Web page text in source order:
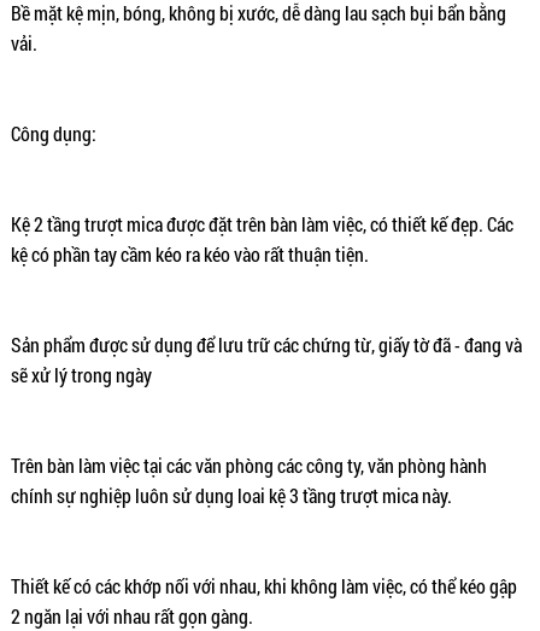
Bề mặt kệ mịn, bóng, không bị xước, dễ dàng lau sạch bụi bẩn bằng
vải.
Công dụng:
Kệ 2 tầng trượt mica được đặt trên bàn làm việc, có thiết kế đẹp. Các
kệ có phần tay cầm kéo ra kéo vào rất thuận tiện.
Sản phẩm được sử dụng để lưu trữ các chứng từ, giấy tờ đã - đang và
sẽ xử lý trong ngày
Trên bàn làm việc tại các văn phòng các công ty, văn phòng hành
chính sự nghiệp luôn sử dụng loai kệ 3 tầng trượt mica này.
Thiết kế có các khớp nối với nhau, khi không làm việc, có thể kéo gập
2 ngăn lại với nhau rất gọn gàng.